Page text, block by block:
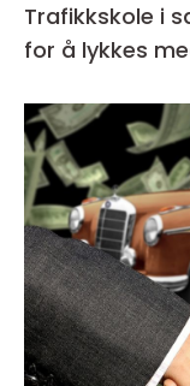
Trafikkskole i
for å lykkes